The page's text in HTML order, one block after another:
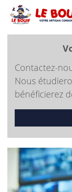
Contactez-
Nous
bénéficierez